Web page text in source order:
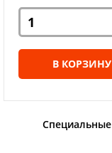
В КОРЗИНУ
Специальные